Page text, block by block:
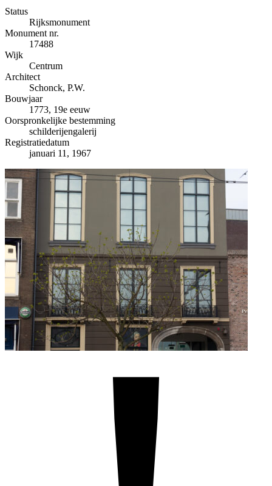
−
Status
Rijksmonument
Monument nr.
17488
Wijk
Centrum
Architect
Schonck, P.W.
Bouwjaar
1773, 19e eeuw
Oorspronkelijke bestemming
schilderijengalerij
Registratiedatum
januari 11, 1967